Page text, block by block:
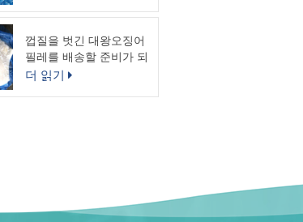
껍질을 벗긴 대왕오징어
필레를 배송할 준비가 되
었습니다.
더 읽기